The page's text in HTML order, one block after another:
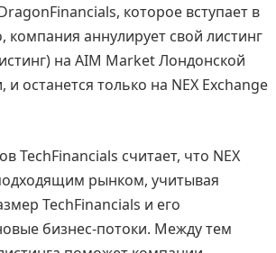
которое вступает в
компания аннулирует свой листинг
на AIM Market Лондонской
останется только на NEX Exchange
TechFinancials считает, что NEX
рынком, учитывая
TechFinancials и его
бизнес-потоки. Между тем